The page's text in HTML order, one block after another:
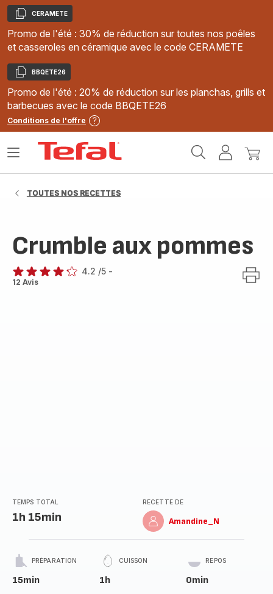
Copier
CERAMETE
Promo de l'été : 30% de réduction sur toutes nos poêles
et casseroles en céramique avec le code CERAMETE
Copier
BBQETE26
Promo de l'été : 20% de réduction sur les planchas, grills et
barbecues avec le code BBQETE26
Conditions de l'offre
MonMon
Ouvrir
TOUTES NOS RECETTES
Crumble aux pommes
ratings.4.2
4.2 /5 -
12 Avis
TEMPS TOTAL
1h 15min
RECETTE DE
Amandine_N
PRÉPARATION
15min
CUISSON
1h
REPOS
0min